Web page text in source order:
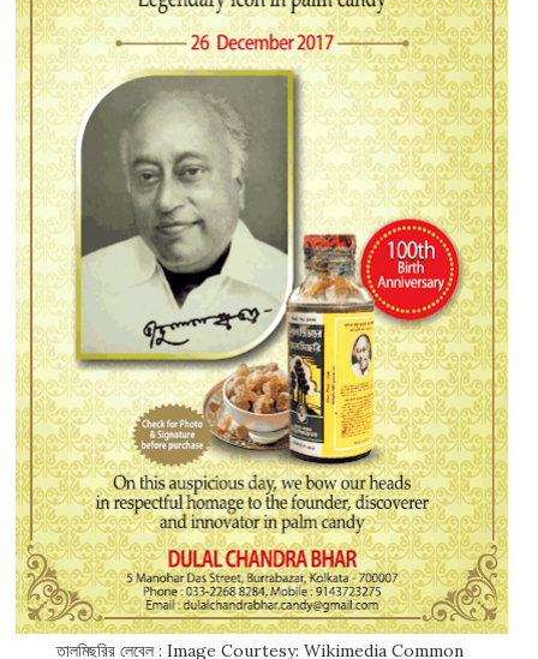
তালমিছরির লেবেল : Image Courtesy: Wikimedia Common